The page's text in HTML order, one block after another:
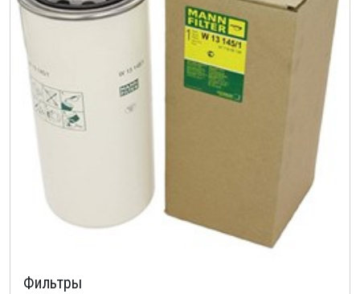
Фильтры